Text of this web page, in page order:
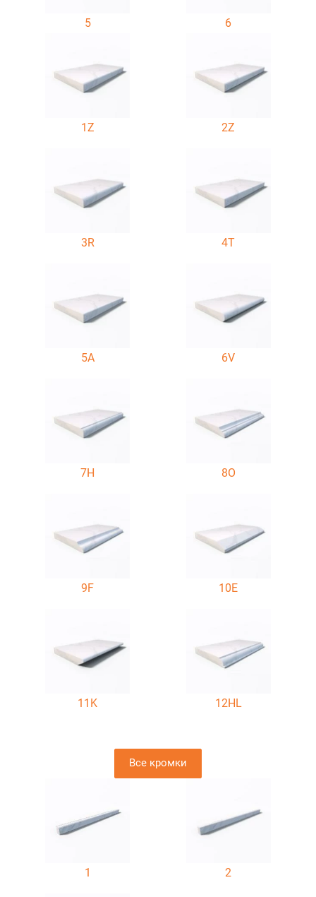
5 6
1Z 2Z
3R 4T
5A 6V
7H 8O
9F 10E
11K 12HL
Все кромки
1 2